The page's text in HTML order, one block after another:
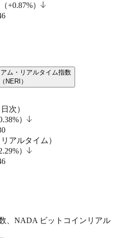
+0.87%）
ム・リアルタイム指数
（ NERI ）
次）
）
アルタイム）
）
、NADA ビットコインリアル